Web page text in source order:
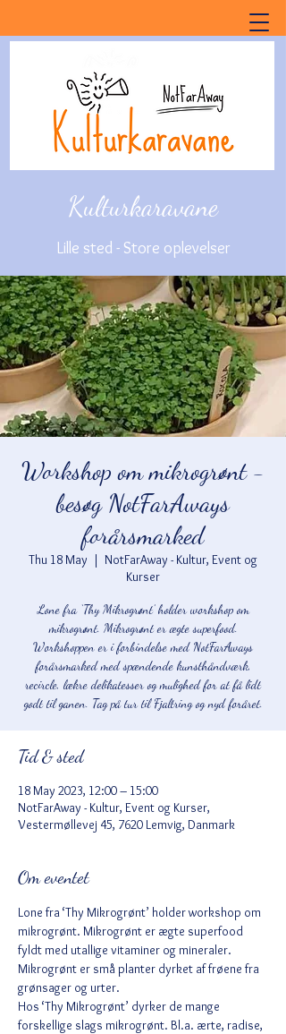
Kulturkaravane
Lille sted - Store oplevelser
Workshop om mikrogrønt -
besøg NotFarAways
forårsmarked
Thu 18 May
  |
NotFarAway - Kultur, Event og
Kurser
Lone fra ‘Thy Mikrogrønt’ holder workshop om
mikrogrønt. Mikrogrønt er ægte superfood.
Workshoppen er i forbindelse med NotFarAways
forårsmarked med spændende kunsthåndværk,
recircle, lækre delikatesser og mulighed for at få lidt
godt til ganen. Tag på tur til Fjaltring og nyd foråret.
Tid & sted
18 May 2023, 12:00 – 15:00
NotFarAway - Kultur, Event og Kurser,
Vestermøllevej 45, 7620 Lemvig, Danmark
Om eventet
Lone fra ‘Thy Mikrogrønt’ holder workshop om
mikrogrønt. Mikrogrønt er ægte superfood
fyldt med utallige vitaminer og mineraler.
Mikrogrønt er små planter dyrket af frøene fra
grønsager og urter.
Hos ‘Thy Mikrogrønt’ dyrker de mange
forskellige slags mikrogrønt. Bl.a. ærte, radise,